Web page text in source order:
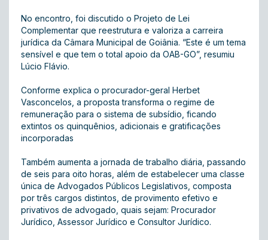
No encontro, foi discutido o Projeto de Lei
Complementar que reestrutura e valoriza a carreira
jurídica da Câmara Municipal de Goiânia. “Este é um tema
sensível e que tem o total apoio da OAB-GO”, resumiu
Lúcio Flávio.
Conforme explica o procurador-geral Herbet
Vasconcelos, a proposta transforma o regime de
remuneração para o sistema de subsídio, ficando
extintos os quinquênios, adicionais e gratificações
incorporadas
Também aumenta a jornada de trabalho diária, passando
de seis para oito horas, além de estabelecer uma classe
única de Advogados Públicos Legislativos, composta
por três cargos distintos, de provimento efetivo e
privativos de advogado, quais sejam: Procurador
Jurídico, Assessor Jurídico e Consultor Jurídico.